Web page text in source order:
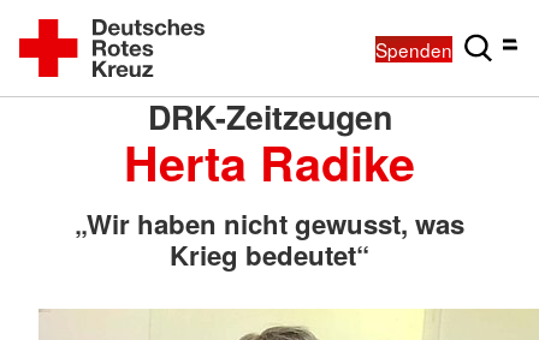
Spenden
DRK-Zeitzeugen
Herta Radike
„Wir haben nicht gewusst, was
Krieg bedeutet“